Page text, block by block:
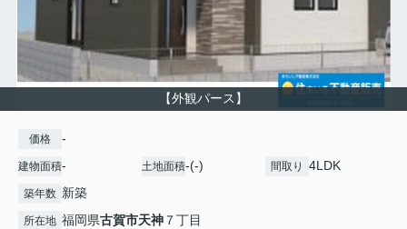
【外観パース】
価格 -
建物面積- 土地面積-(-) 間取り 4LDK
築年数 新築
所在地 福岡県古賀市天神 ７丁目